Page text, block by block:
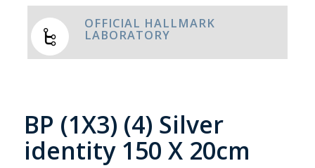
OFFICIAL HALLMARK
LABORATORY
BP (1X3) (4) Silver
identity 150 X 20cm